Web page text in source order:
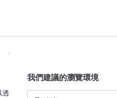
交易政策
過 聯絡設計師討論合適的運送方式
我們建議的瀏覽環境